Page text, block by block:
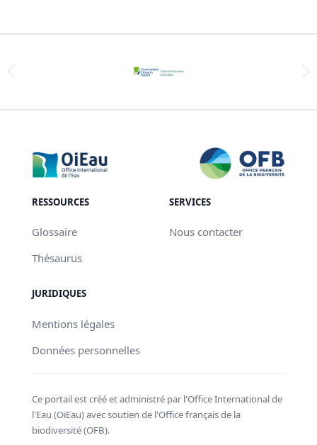
RESSOURCES
Glossaire
Thésaurus
SERVICES
Nous contacter
JURIDIQUES
Mentions légales
Données personnelles
Ce portail est créé et administré par l'Office International de
l'Eau (OiEau) avec soutien de l'Office français de la
biodiversité (OFB).